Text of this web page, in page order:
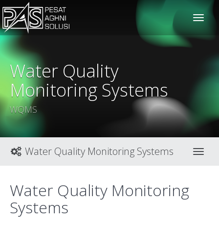
solusiteknis
Water Quality
Monitoring Systems
WQMS
Water Quality Monitoring Systems
Water Quality Monitoring
Systems